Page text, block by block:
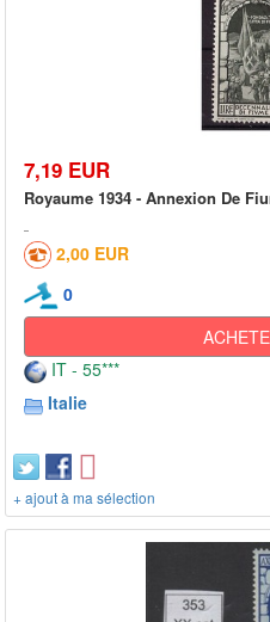
7,19 EUR
Royaume 1934 - Annexion De
2,00 EUR
0
IT - 55***
Italie
+ ajout à ma sélection